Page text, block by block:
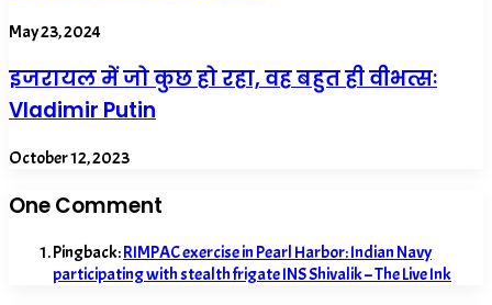
May 23, 2024
इजरायल में जो कुछ हो रहा, वह बहुत ही वीभत्सः
Vladimir Putin
October 12, 2023
One Comment
Pingback:RIMPAC exercise in Pearl Harbor: Indian Navy
participating with stealth frigate INS Shivalik – The Live Ink